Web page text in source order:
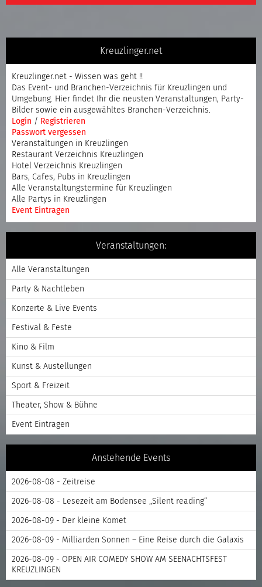
Kreuzlinger.net
Kreuzlinger.net - Wissen was geht !!
Das Event- und Branchen-Verzeichnis für Kreuzlingen und
Umgebung. Hier findet Ihr die neusten Veranstaltungen, Party-
Bilder sowie ein ausgewähltes Branchen-Verzeichnis.
Login / Registrieren
Passwort vergessen
Veranstaltungen in Kreuzlingen
Restaurant Verzeichnis Kreuzlingen
Hotel Verzeichnis Kreuzlingen
Bars, Cafes, Pubs in Kreuzlingen
Alle Veranstaltungstermine für Kreuzlingen
Alle Partys in Kreuzlingen
Event Eintragen
Veranstaltungen:
Alle Veranstaltungen
Party & Nachtleben
Konzerte & Live Events
Festival & Feste
Kino & Film
Kunst & Austellungen
Sport & Freizeit
Theater, Show & Bühne
Event Eintragen
Anstehende Events
2026-08-08 - Zeitreise
2026-08-08 - Lesezeit am Bodensee „Silent reading“
2026-08-09 - Der kleine Komet
2026-08-09 - Milliarden Sonnen – Eine Reise durch die Galaxis
2026-08-09 - OPEN AIR COMEDY SHOW AM SEENACHTSFEST
KREUZLINGEN